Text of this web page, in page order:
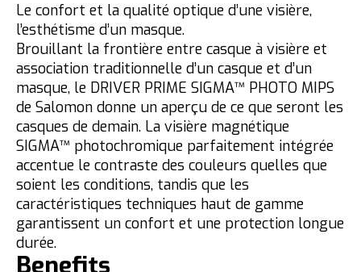
Le confort et la qualité optique d’une visière,
l’esthétisme d’un masque.
Brouillant la frontière entre casque à visière et
association traditionnelle d’un casque et d’un
masque, le DRIVER PRIME SIGMA™ PHOTO MIPS
de Salomon donne un aperçu de ce que seront les
casques de demain. La visière magnétique
SIGMA™ photochromique parfaitement intégrée
accentue le contraste des couleurs quelles que
soient les conditions, tandis que les
caractéristiques techniques haut de gamme
garantissent un confort et une protection longue
durée.